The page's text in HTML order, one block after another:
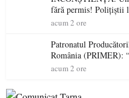
fără permis! Polițiștii
acum 2 ore
Patronatul
România (PRIMER):
electrică a fabricilor
acum 2 ore